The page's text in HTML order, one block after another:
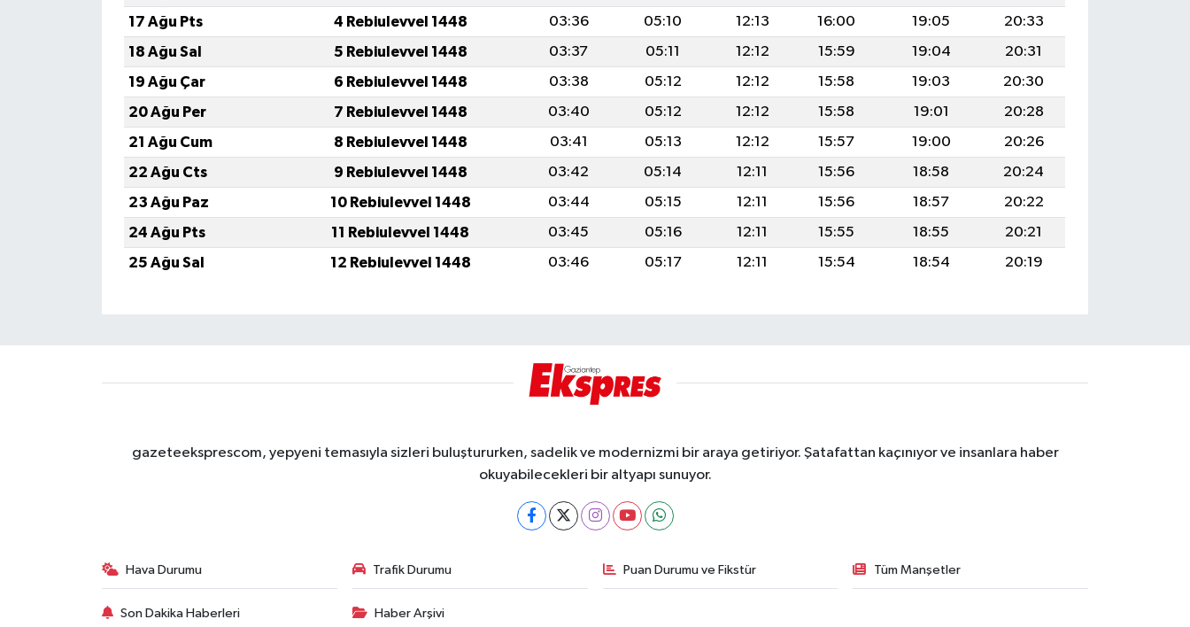
17 Ağu Pts
4 Rebiulevvel 1448 03:36 05:10 12:13 16:00 19:05
20:33
18 Ağu Sal
5 Rebiulevvel 1448 03:37 05:11 12:12 15:59 19:04
20:31
19 Ağu Çar
6 Rebiulevvel 1448 03:38 05:12 12:12 15:58 19:03
20:30
20 Ağu Per
7 Rebiulevvel 1448 03:40 05:12 12:12 15:58 19:01
20:28
21 Ağu Cum
8 Rebiulevvel 1448 03:41 05:13 12:12 15:57 19:00
20:26
22 Ağu Cts
9 Rebiulevvel 1448 03:42 05:14 12:11 15:56 18:58
20:24
23 Ağu Paz
10 Rebiulevvel 1448 03:44 05:15 12:11 15:56 18:57
20:22
24 Ağu Pts
11 Rebiulevvel 1448 03:45 05:16 12:11 15:55 18:55
20:21
25 Ağu Sal
12 Rebiulevvel 1448 03:46 05:17 12:11 15:54 18:54 20:19
gazeteeksprescom, yepyeni temasıyla sizleri buluştururken, sadelik ve modernizmi bir araya getiriyor. Şatafattan kaçınıyor ve insanlara haber
okuyabilecekleri bir altyapı sunuyor.
Hava Durumu Trafik Durumu Puan Durumu ve Fikstür Tüm Manşetler
Son Dakika Haberleri Haber Arşivi